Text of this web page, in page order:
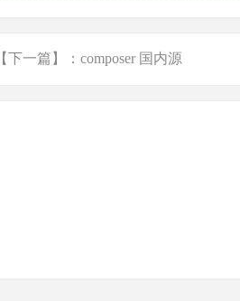
【下一篇】：composer 国内源